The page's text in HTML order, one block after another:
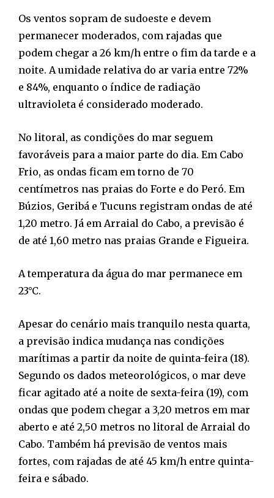
Os ventos sopram de sudoeste e devem
permanecer moderados, com rajadas que
podem chegar a 26 km/h entre o fim da tarde e a
noite. A umidade relativa do ar varia entre 72%
e 84%, enquanto o índice de radiação
ultravioleta é considerado moderado.
No litoral, as condições do mar seguem
favoráveis para a maior parte do dia. Em Cabo
Frio, as ondas ficam em torno de 70
centímetros nas praias do Forte e do Peró. Em
Búzios, Geribá e Tucuns registram ondas de até
1,20 metro. Já em Arraial do Cabo, a previsão é
de até 1,60 metro nas praias Grande e Figueira.
A temperatura da água do mar permanece em
23°C.
Apesar do cenário mais tranquilo nesta quarta,
a previsão indica mudança nas condições
marítimas a partir da noite de quinta-feira (18).
Segundo os dados meteorológicos, o mar deve
ficar agitado até a noite de sexta-feira (19), com
ondas que podem chegar a 3,20 metros em mar
aberto e até 2,50 metros no litoral de Arraial do
Cabo. Também há previsão de ventos mais
fortes, com rajadas de até 45 km/h entre quinta-
feira e sábado.